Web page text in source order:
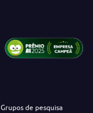
Grupos de pesquisa